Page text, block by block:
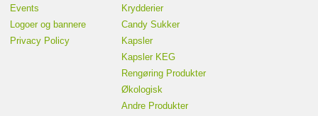
Events
Logoer og bannere
Privacy Policy
Krydderier
Candy Sukker
Kapsler
Kapsler KEG
Rengøring Produkter
Økologisk
Andre Produkter